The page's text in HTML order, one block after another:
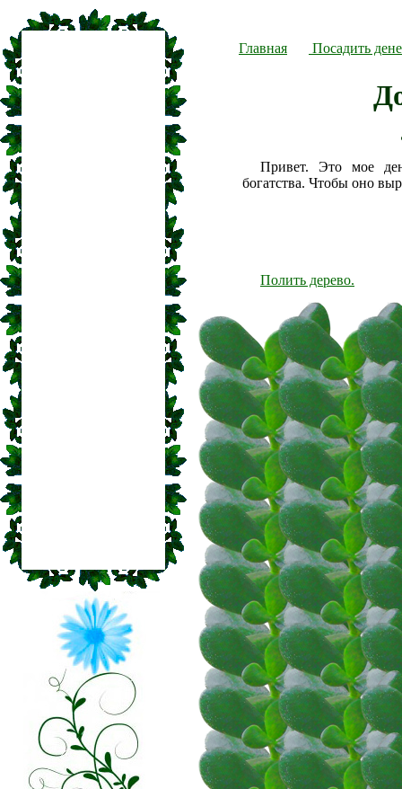
Главная Посадить
Привет. Это мое
богатства. Чтобы оно
Полить дерево.